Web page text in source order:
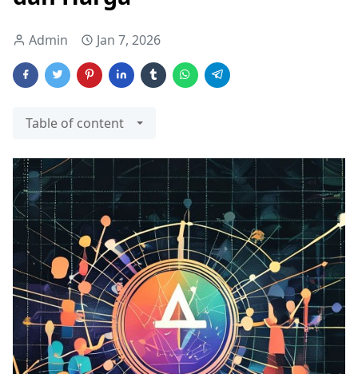
Admin Jan 7, 2026
Table of content